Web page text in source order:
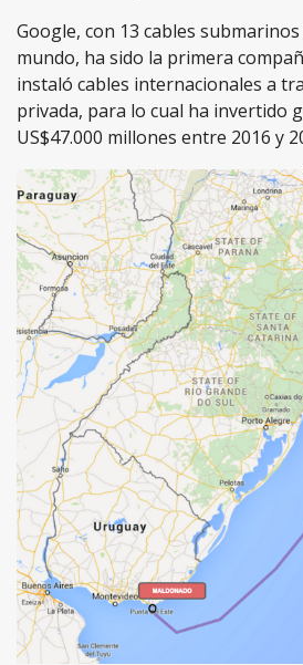
Google, con 13 cables
mundo, ha sido la primera
instaló cables internacionales a
privada, para lo cual ha invertido
US$47.000 millones entre 2016 y